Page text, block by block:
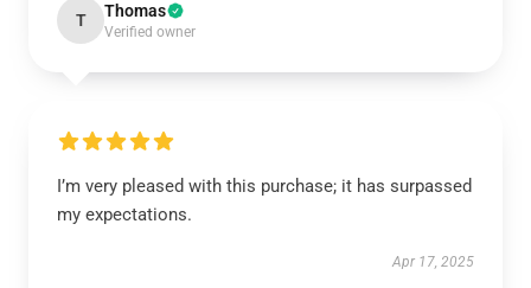
T Thomas
Verified owner
I’m very pleased with this purchase; it has surpassed
my expectations.
Apr 17, 2025